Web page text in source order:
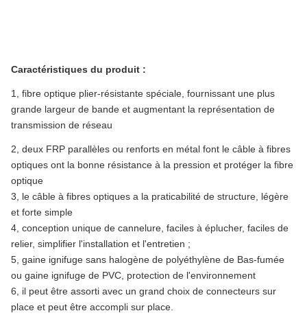
Caractéristiques du produit :
1, fibre optique plier-résistante spéciale, fournissant une plus
grande largeur de bande et augmentant la représentation de
transmission de réseau
2, deux FRP parallèles ou renforts en métal font le câble à fibres
optiques ont la bonne résistance à la pression et protéger la fibre
optique
3, le câble à fibres optiques a la praticabilité de structure, légère
et forte simple
4, conception unique de cannelure, faciles à éplucher, faciles de
relier, simplifier l'installation et l'entretien ;
5, gaine ignifuge sans halogène de polyéthylène de Bas-fumée
ou gaine ignifuge de PVC, protection de l'environnement
6, il peut être assorti avec un grand choix de connecteurs sur
place et peut être accompli sur place.